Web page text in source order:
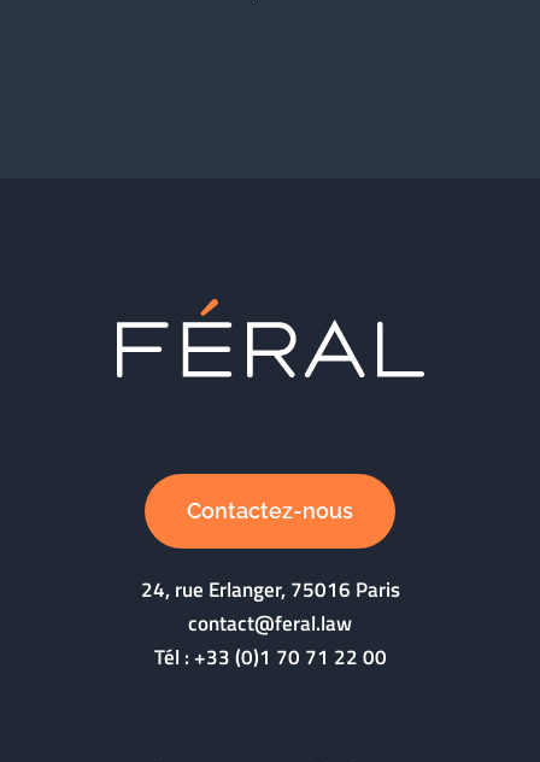
Contactez-nous
24, rue Erlanger, 75016 Paris
contact@feral.law
Tél :+33 (0)1 70 71 22 00